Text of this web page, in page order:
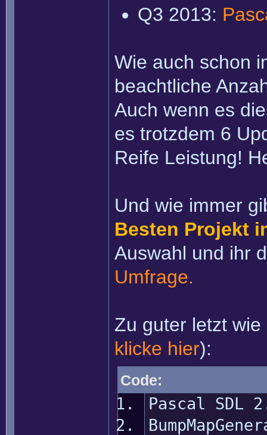
Q3 2013:
Wie auch schon
beachtliche
Auch wenn es
es trotzdem 6
Reife Leistung!
Und wie immer
Besten Projekt
Auswahl und ihr
Umfrage.
Zu guter letzt
klicke hier):
Code:
Pascal